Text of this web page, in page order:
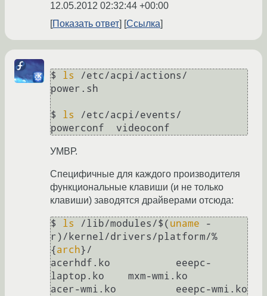
12.05.2012 02:32:44 +00:00
Показать ответ
Ссылка
$ ls
/etc/acpi/actions/
power.sh
$ ls
/etc/acpi/events/
powerconf  videoconf
УМВР.
Специфичные для каждого производителя
функциональные клавиши (и не только
клавиши) заводятся драйверами отсюда:
$ ls /lib/modules/$( uname -
r)/kernel/drivers/platform/%
{arch}/
acerhdf.ko           eeepc-
laptop.ko    mxm-wmi.ko
acer-wmi.ko          eeepc-wmi.ko